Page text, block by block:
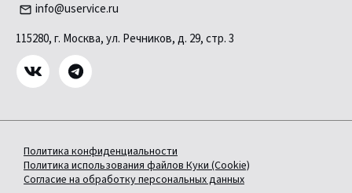
info@uservice.ru
115280, г. Москва, ул. Речников, д. 29, стр. 3
Политика конфиденциальности
Политика использования файлов Куки (Cookie)
Согласие на обработку персональных данных